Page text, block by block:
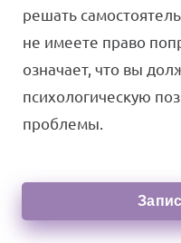
решать
не имеете право
означает, что вы
психологическую
проблемы.